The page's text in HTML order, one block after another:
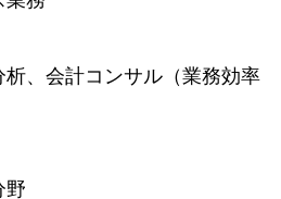
析、会計コンサル（業務効率
野